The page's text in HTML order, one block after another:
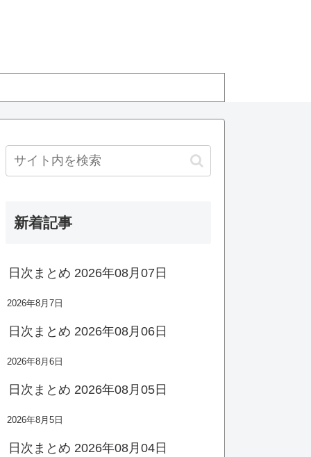
新着記事
日次まとめ 2026年08月07日
2026年8月7日
日次まとめ 2026年08月06日
2026年8月6日
日次まとめ 2026年08月05日
2026年8月5日
日次まとめ 2026年08月04日